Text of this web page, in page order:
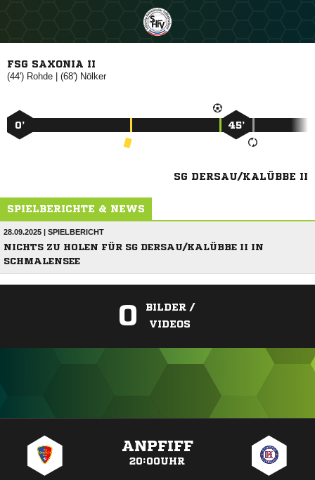
FSG SAXONIA II
(44')  | (68') 
0’ 45’
SG DERSAU/KALÜBBE II
SPIELBERICHTE & NEWS
28.09.2025 | SPIELBERICHT
NICHTS ZU HOLEN FÜR SG DERSAU/KALÜBBE II IN
SCHMALENSEE
0
BILDER /
VIDEOS
ANPFIFF
20:00UHR